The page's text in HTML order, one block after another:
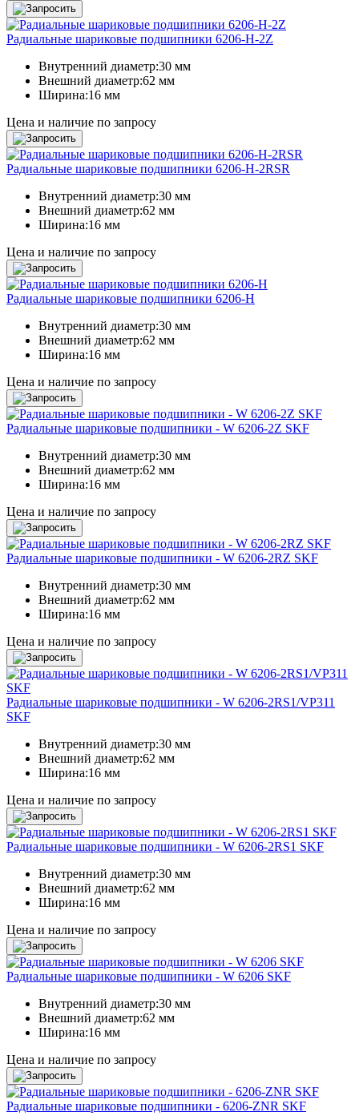
Радиальные шариковые подшипники 6206-H-2Z
Внутренний диаметр:30 мм
Внешний диаметр:62 мм
Ширина:16 мм
Цена и наличие по запросу
Радиальные шариковые подшипники 6206-H-2RSR
Внутренний диаметр:30 мм
Внешний диаметр:62 мм
Ширина:16 мм
Цена и наличие по запросу
Радиальные шариковые подшипники 6206-H
Внутренний диаметр:30 мм
Внешний диаметр:62 мм
Ширина:16 мм
Цена и наличие по запросу
Радиальные шариковые подшипники - W 6206-2Z SKF
Внутренний диаметр:30 мм
Внешний диаметр:62 мм
Ширина:16 мм
Цена и наличие по запросу
Радиальные шариковые подшипники - W 6206-2RZ SKF
Внутренний диаметр:30 мм
Внешний диаметр:62 мм
Ширина:16 мм
Цена и наличие по запросу
Радиальные шариковые подшипники - W 6206-2RS1/VP311
SKF
Внутренний диаметр:30 мм
Внешний диаметр:62 мм
Ширина:16 мм
Цена и наличие по запросу
Радиальные шариковые подшипники - W 6206-2RS1 SKF
Внутренний диаметр:30 мм
Внешний диаметр:62 мм
Ширина:16 мм
Цена и наличие по запросу
Радиальные шариковые подшипники - W 6206 SKF
Внутренний диаметр:30 мм
Внешний диаметр:62 мм
Ширина:16 мм
Цена и наличие по запросу
Радиальные шариковые подшипники - 6206-ZNR SKF